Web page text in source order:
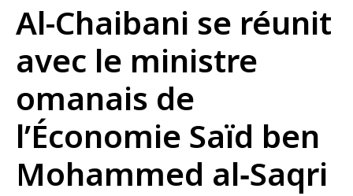
Al-Chaibani se réunit
avec le ministre
omanais de
l’Économie Saïd ben
Mohammed al‑Saqri